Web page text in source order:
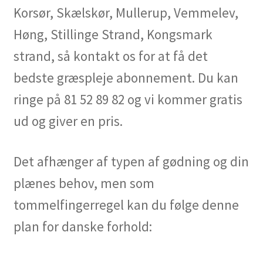
Korsør, Skælskør, Mullerup, Vemmelev,
Høng, Stillinge Strand, Kongsmark
strand, så kontakt os for at få det
bedste græspleje abonnement. Du kan
ringe på 81 52 89 82 og vi kommer gratis
ud og giver en pris.
Det afhænger af typen af gødning og din
plænes behov, men som
tommelfingerregel kan du følge denne
plan for danske forhold: